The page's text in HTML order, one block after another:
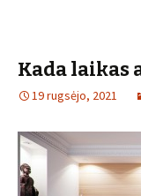
Kada laikas
19 rugsėjo, 2021